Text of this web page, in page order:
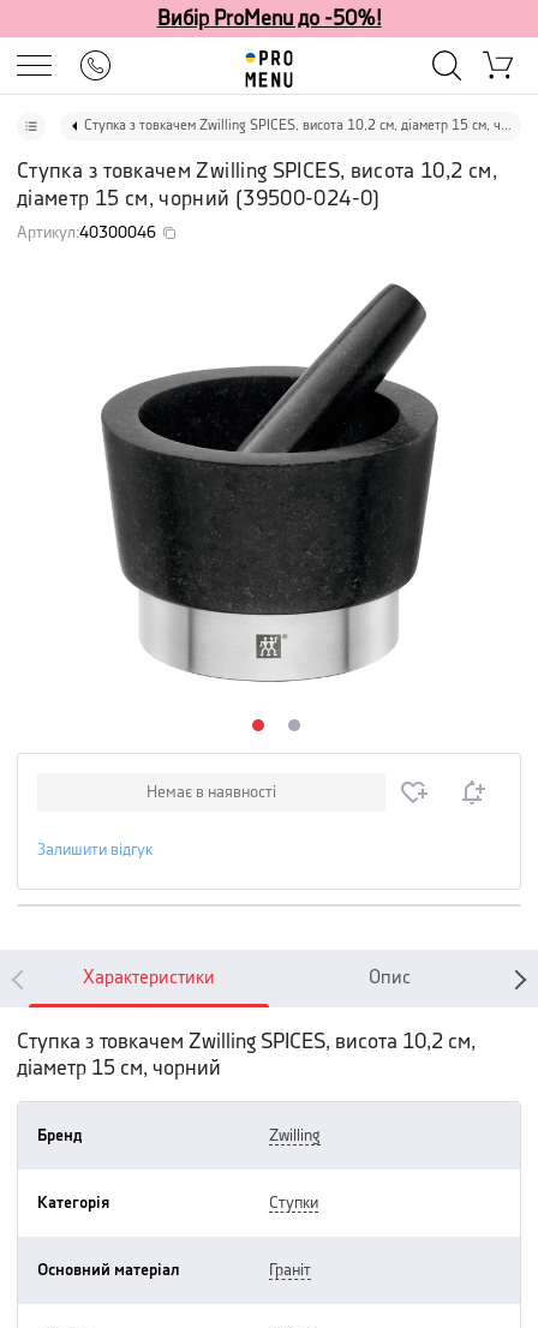
Вибір ProMenu до -50%!
Ступка з товкачем Zwilling SPICES, висота 10,2 см, діаметр 15 см, чорний
Ступка з товкачем Zwilling SPICES, висота 10,2 см,
діаметр 15 см, чорний (39500-024-0)
Артикул:40300046
Немає в наявності
Залишити відгук
Характеристики Опис
Ступка з товкачем Zwilling SPICES, висота 10,2 см,
діаметр 15 см, чорний
Бренд zwilling
Категорія ступки
Основний матеріал граніт